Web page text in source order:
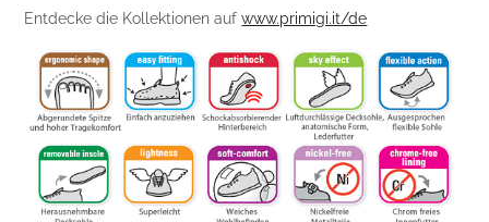
Entdecke die Kollektionen aufwww.primigi.it/de